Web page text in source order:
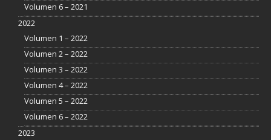
Volumen 6 – 2021
2022
Volumen 1 – 2022
Volumen 2 – 2022
Volumen 3 – 2022
Volumen 4 – 2022
Volumen 5 – 2022
Volumen 6 – 2022
2023